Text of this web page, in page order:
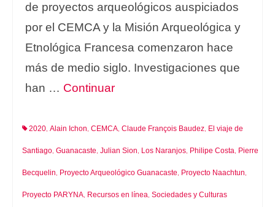
de proyectos arqueológicos auspiciados
por el CEMCA y la Misión Arqueológica y
Etnológica Francesa comenzaron hace
más de medio siglo. Investigaciones que
han … Continuar
2020, Alain Ichon, CEMCA, Claude François Baudez, El viaje de
Santiago, Guanacaste, Julian Sion, Los Naranjos, Philipe Costa, Pierre
Becquelin, Proyecto Arqueológico Guanacaste, Proyecto Naachtun,
Proyecto PARYNA, Recursos en línea, Sociedades y Culturas